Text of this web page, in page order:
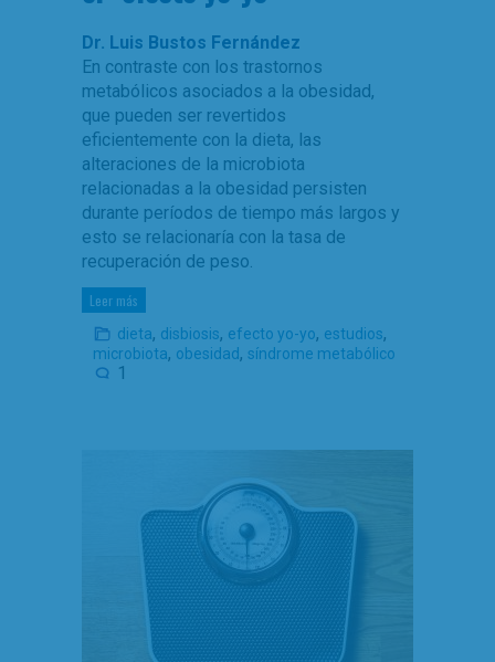
Dr. Luis Bustos Fernández
En contraste con los trastornos
metabólicos asociados a la obesidad,
que pueden ser revertidos
eficientemente con la dieta, las
alteraciones de la microbiota
relacionadas a la obesidad persisten
durante períodos de tiempo más largos y
esto se relacionaría con la tasa de
recuperación de peso.
Leer más
dieta, disbiosis, efecto yo-yo, estudios,
microbiota, obesidad, síndrome metabólico
1